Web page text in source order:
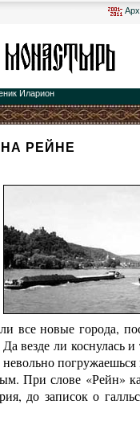
Иларион
РЕЙНЕ
все новые города,
везде ли коснулась и
При слове «Рейн»
до записок о